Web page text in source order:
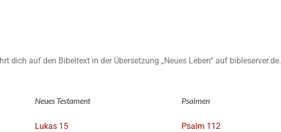
dich auf den Bibeltext in der Übersetzung „Neues Leben“ auf bibleserver.de.
Neues Testament
Lukas 15
Psalmen
Psalm 112